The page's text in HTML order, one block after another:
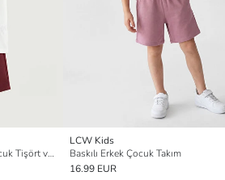
FC Barcelona Baskılı Erkek Çocuk Tişört ve Şort
LCW Kids
Baskılı Erkek Çocuk Takım
16.99 EUR